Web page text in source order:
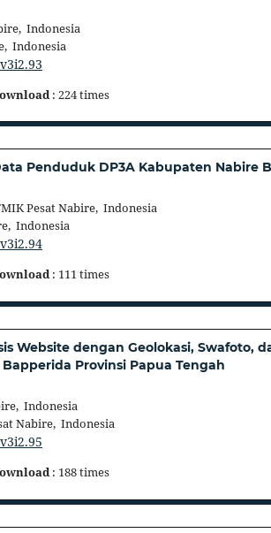
Indonesia
Indonesia
: 224 times
Penduduk DP3A Kabupaten Nabire
Pesat Nabire, Indonesia
Indonesia
: 111 times
Website dengan Geolokasi, Swafoto,
Provinsi Papua Tengah
Indonesia
Nabire, Indonesia
: 188 times